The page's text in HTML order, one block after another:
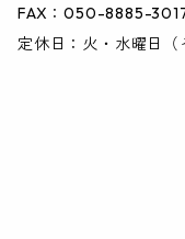
FAX：050-8885-
定休日：火・水曜日（